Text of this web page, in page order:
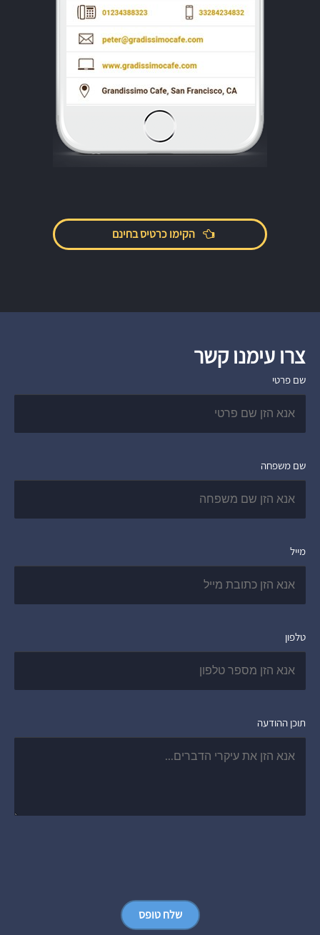
הקימו כרטיס בחינם
צרו עימנו קשר
שם פרטי
שם משפחה
מייל
טלפון
תוכן ההודעה